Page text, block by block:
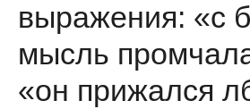
выражения: «с
мысль
«он прижался